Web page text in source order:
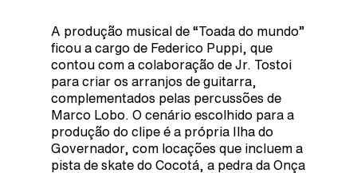
A produção musical de “Toada do mundo”
ficou a cargo de Federico Puppi, que
contou com a colaboração de Jr. Tostoi
para criar os arranjos de guitarra,
complementados pelas percussões de
Marco Lobo. O cenário escolhido para a
produção do clipe é a própria Ilha do
Governador, com locações que incluem a
pista de skate do Cocotá, a pedra da Onça